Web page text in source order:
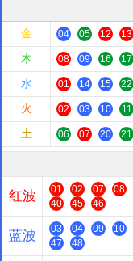
金
04 05 12 13
木 08 09 16 17
水 01 14 15 22
火 02 03 10 11
土 06 07 20 21
红波 01 02 07 08
40
45 46
蓝波 03 04 09 10
47
48